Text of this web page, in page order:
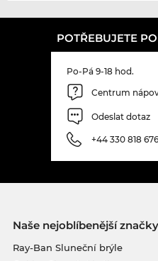
POTŘEBUJETE
Po-Pá 9-18 hod.
Centrum
Odeslat dotaz
+44 330 818
Naše nejoblíbenější
Ray-Ban Sluneční brýle